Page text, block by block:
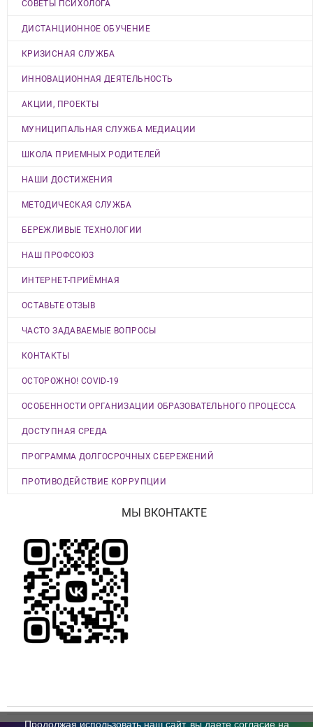
СОВЕТЫ ПСИХОЛОГА
ДИСТАНЦИОННОЕ ОБУЧЕНИЕ
КРИЗИСНАЯ СЛУЖБА
ИННОВАЦИОННАЯ ДЕЯТЕЛЬНОСТЬ
АКЦИИ, ПРОЕКТЫ
МУНИЦИПАЛЬНАЯ СЛУЖБА МЕДИАЦИИ
ШКОЛА ПРИЕМНЫХ РОДИТЕЛЕЙ
НАШИ ДОСТИЖЕНИЯ
МЕТОДИЧЕСКАЯ СЛУЖБА
БЕРЕЖЛИВЫЕ ТЕХНОЛОГИИ
НАШ ПРОФСОЮЗ
ИНТЕРНЕТ-ПРИЁМНАЯ
ОСТАВЬТЕ ОТЗЫВ
ЧАСТО ЗАДАВАЕМЫЕ ВОПРОСЫ
КОНТАКТЫ
ОСТОРОЖНО! COVID-19
ОСОБЕННОСТИ ОРГАНИЗАЦИИ ОБРАЗОВАТЕЛЬНОГО ПРОЦЕССА
ДОСТУПНАЯ СРЕДА
ПРОГРАММА ДОЛГОСРОЧНЫХ СБЕРЕЖЕНИЙ
ПРОТИВОДЕЙСТВИЕ КОРРУПЦИИ
МЫ ВКОНТАКТЕ
Продолжая использовать наш сайт, вы даете согласие на